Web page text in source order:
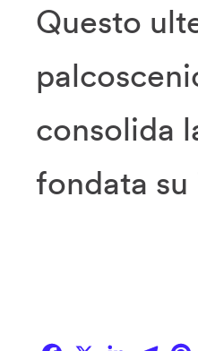
Questo
consolida
fondata su